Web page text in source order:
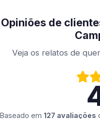
Opiniões de
Veja os relatos de
Baseado em 127 avaliações